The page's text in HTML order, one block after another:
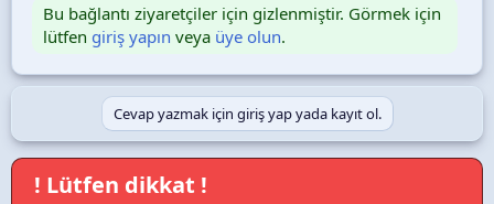
Bu bağlantı ziyaretçiler için gizlenmiştir. Görmek için
lütfen giriş yapın veya üye olun.
Cevap yazmak için giriş yap yada kayıt ol.
! Lütfen dikkat !